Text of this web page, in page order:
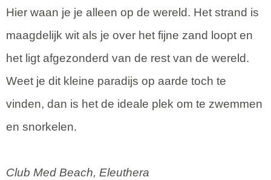
Hier waan je je alleen op de wereld. Het strand is
maagdelijk wit als je over het fijne zand loopt en
het ligt afgezonderd van de rest van de wereld.
Weet je dit kleine paradijs op aarde toch te
vinden, dan is het de ideale plek om te zwemmen
en snorkelen.
Club Med Beach, Eleuthera